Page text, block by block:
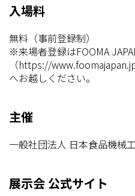
入場料
無料（事前登録制）
※来場者登録はFOOMA
（https://
へお越しください。
主催
一般社団法人 日本食品機械
展示会 公式サイト